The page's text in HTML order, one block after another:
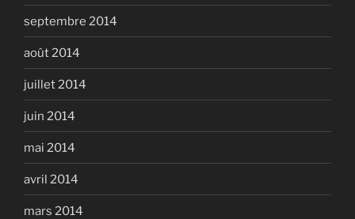
septembre 2014
août 2014
juillet 2014
juin 2014
mai 2014
avril 2014
mars 2014